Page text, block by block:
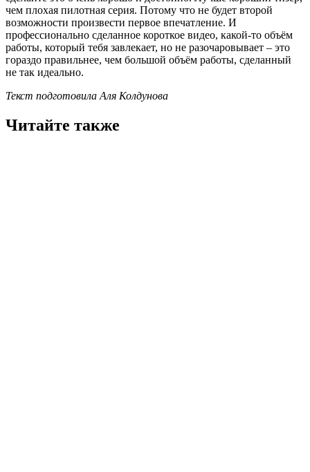
чем плохая пилотная серия. Потому что не будет второй
возможности произвести первое впечатление. И
профессионально сделанное короткое видео, какой-то объём
работы, который тебя завлекает, но не разочаровывает – это
гораздо правильнее, чем большой объём работы, сделанный
не так идеально.
Текст подготовила Аля Колдунова
Читайте также